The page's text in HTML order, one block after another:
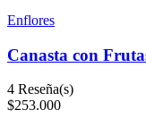
Enflores
Canasta con
4 Reseña(s)
$253.000